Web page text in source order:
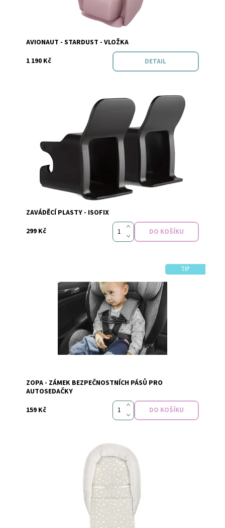
Značka:
AVIONAUT - STARDUST - VLOŽKA
1 190 Kč
DETAIL
Momentálně nedostupné
Značka:
ZAVÁDĚCÍ PLASTY - ISOFIX
299 Kč
TIP
Skladem
Značka: Zopa
ZOPA - ZÁMEK BEZPEČNOSTNÍCH PÁSŮ PRO
AUTOSEDAČKY
159 Kč
Skladem